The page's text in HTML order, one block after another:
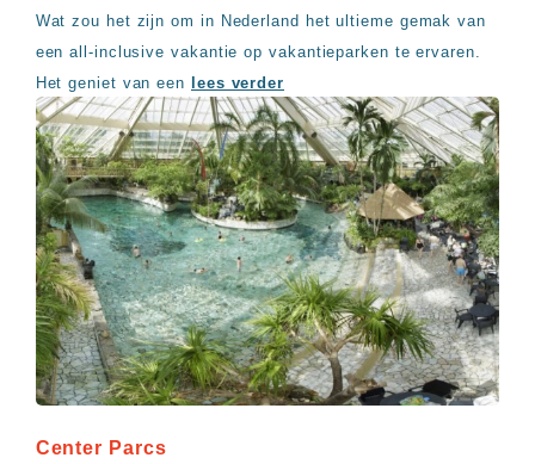
Wat zou het zijn om in Nederland het ultieme gemak van
een all-inclusive vakantie op vakantieparken te ervaren.
Het geniet van een
lees verder
Center Parcs